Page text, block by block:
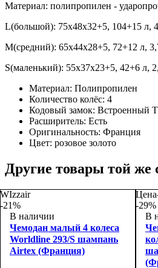
Материал: полипропилен -
L(большой): 75x48x32+5, 104+15 л,
M(средний): 65x44x28+5, 72+12 л,
S(маленький): 55x37x23+5, 42+6 л,
Материал: Полипропилен
Количество колёс: 4
Кодовый замок: Встроенный
Расширитель: Есть
Оригинальность: Франция
Цвет: розовое золото
Другие товары той же
WIzzair
-21%
В наличии
Чемодан малый 4 колеса
Worldline 293/S шампань
Airtex (Франция)
-29%
В